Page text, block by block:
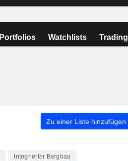
Portfolios Watchlists Trading
Zu einer Liste hinzufügen
Integrierter Bergbau